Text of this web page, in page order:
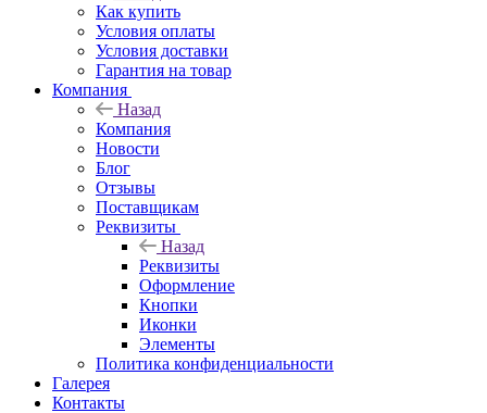
Как купить
Условия оплаты
Условия доставки
Гарантия на товар
Компания
Назад
Компания
Новости
Блог
Отзывы
Поставщикам
Реквизиты
Назад
Реквизиты
Оформление
Кнопки
Иконки
Элементы
Политика конфиденциальности
Галерея
Контакты